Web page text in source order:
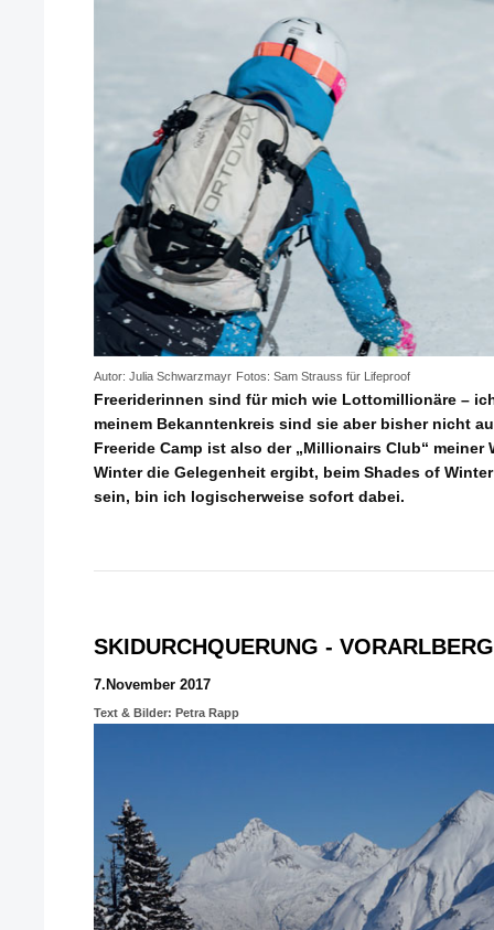
Autor: Julia Schwarzmayr Fotos: Sam Strauss für Lifeproof
Freeriderinnen sind für mich wie Lottomillionäre –
meinem Bekanntenkreis sind sie aber bisher nicht
Freeride Camp ist also der „Millionairs Club“ meiner
Winter die Gelegenheit ergibt, beim Shades of
sein, bin ich logischerweise sofort dabei.
SKIDURCHQUERUNG - VORARLBERG
7.November 2017
Text & Bilder: Petra Rapp